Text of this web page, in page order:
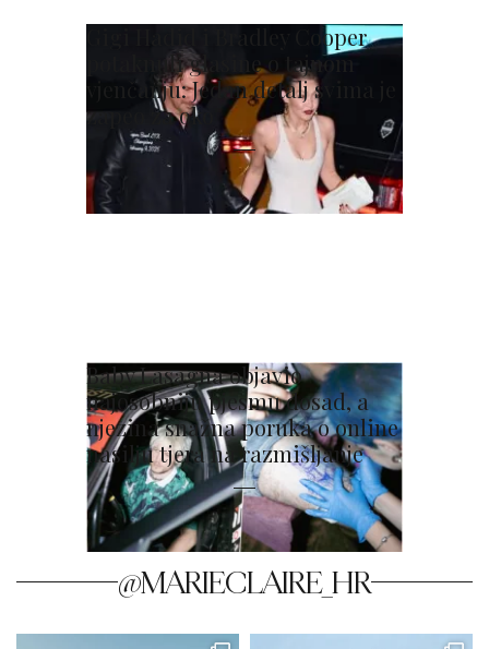
Gigi Hadid i Bradley Cooper
potaknuli glasine o tajnom
vjenčanju: Jedan detalj svima je
zapeo za oko
Baby Lasagna objavio
najosobniju pjesmu dosad, a
njezina snažna poruka o online
nasilju tjera na razmišljanje
@MARIECLAIRE_HR